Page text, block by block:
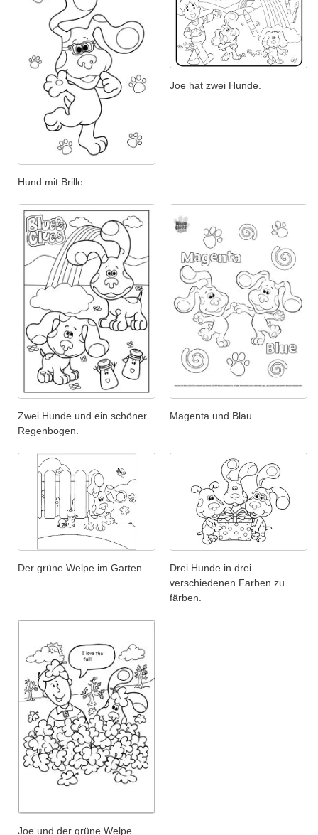
Hund mit Brille
Joe hat zwei Hunde.
Zwei Hunde und ein schöner
Regenbogen.
Magenta und Blau
Der grüne Welpe im Garten.
Drei Hunde in drei
verschiedenen Farben zu
färben.
Joe und der grüne Welpe